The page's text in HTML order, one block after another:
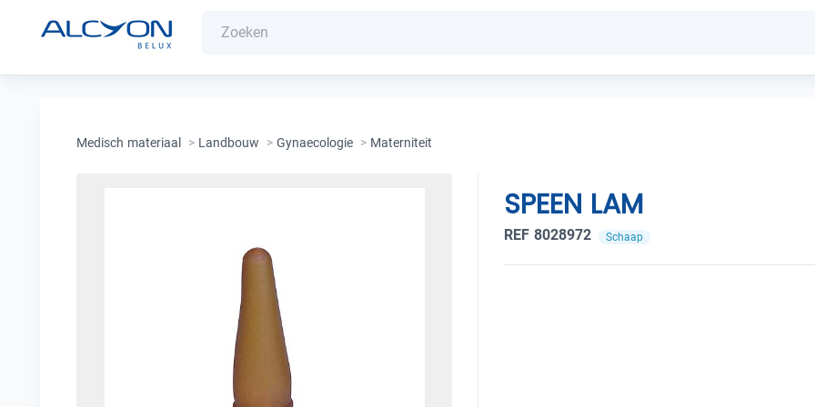
Medisch materiaal > Landbouw > Gynaecologie > Materniteit
SPEEN LAM
REF 8028972 Schaap